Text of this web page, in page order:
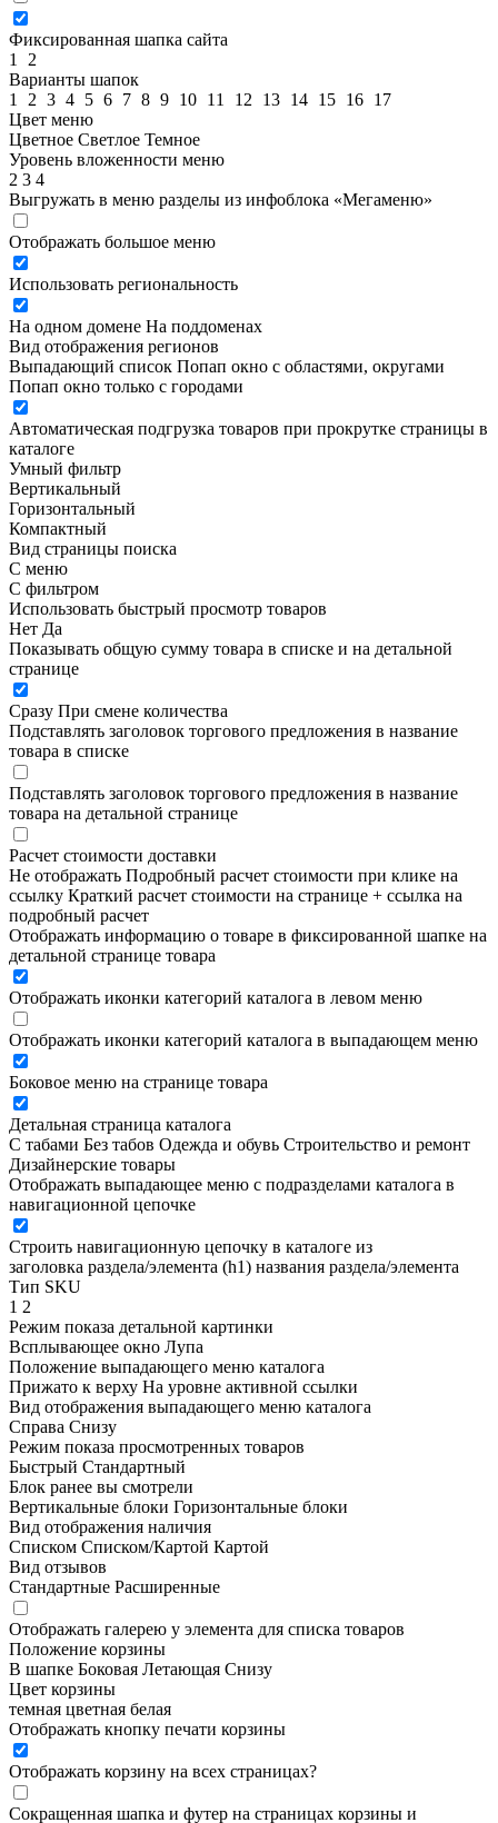
Фиксированная шапка сайта
1
2
Варианты шапок
1
2 3 4 5 6 7 8 9 10 11 12 13 14 15 16 17
Цвет меню
Цветное Светлое Темное
Уровень вложенности меню
2 3 4
Выгружать в меню разделы из инфоблока «Мегаменю»
Отображать большое меню
Использовать региональность
На одном домене На поддоменах
Вид отображения регионов
Выпадающий список Попап окно c областями, округами
Попап окно только с городами
Автоматическая подгрузка товаров при прокрутке страницы в
каталоге
Умный фильтр
Вертикальный
Горизонтальный
Компактный
Вид страницы поиска
С меню
С фильтром
Использовать быстрый просмотр товаров
Нет Да
Показывать общую сумму товара в списке и на детальной
странице
Сразу При смене количества
Подставлять заголовок торгового предложения в название
товара в списке
Подставлять заголовок торгового предложения в название
товара на детальной странице
Расчет стоимости доставки
Не отображать Подробный расчет стоимости при клике на
ссылку Краткий расчет стоимости на странице + ссылка на
подробный расчет
Отображать информацию о товаре в фиксированной шапке на
детальной странице товара
Отображать иконки категорий каталога в левом меню
Отображать иконки категорий каталога в выпадающем меню
Боковое меню на странице товара
Детальная страница каталога
С табами Без табов Одежда и обувь Строительство и ремонт
Дизайнерские товары
Отображать выпадающее меню с подразделами каталога в
навигационной цепочке
Строить навигационную цепочку в каталоге из
заголовка раздела/элемента (h1) названия раздела/элемента
Тип SKU
1 2
Режим показа детальной картинки
Всплывающее окно Лупа
Положение выпадающего меню каталога
Прижато к верху На уровне активной ссылки
Вид отображения выпадающего меню каталога
Справа Снизу
Режим показа просмотренных товаров
Быстрый Стандартный
Блок ранее вы смотрели
Вертикальные блоки Горизонтальные блоки
Вид отображения наличия
Списком Списком/Картой Картой
Вид отзывов
Стандартные Расширенные
Отображать галерею у элемента для списка товаров
Положение корзины
В шапке Боковая Летающая Снизу
Цвет корзины
темная цветная белая
Отображать кнопку печати корзины
Отображать корзину на всех страницах?
Сокращенная шапка и футер на страницах корзины и